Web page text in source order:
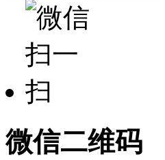
微信二维码